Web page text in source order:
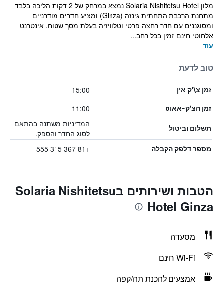
מלון Solaria Nishitetsu Hotel נמצא במרחק של 2 דקות הליכה בלבד
מתחנת הרכבת התחתית גינזה (Ginza) ומציע חדרים מודרניים
ומסוגננים עם חדר רחצה פרטי וטלוויזיה בעלת מסך שטוח. אינטרנט
אלחוטי חינם זמין בכל רחב...
עוד
טוב לדעת
זמן צ\'ק אין 15:00
זמן הצ'ק-אאוט 11:00
תשלום וביטול
המדיניות משתנה בהתאם
לסוג החדר והספק.
מספר דלפק הקבלה +81 367 315 555
הטבות ושירותים בSolaria Nishitetsu
Hotel Ginza
מסעדה
Wi-Fi חינם
אמצעים להכנת תה/קפה